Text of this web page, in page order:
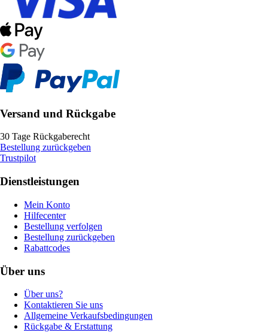
Versand und Rückgabe
30 Tage Rückgaberecht
Bestellung zurückgeben
Trustpilot
Dienstleistungen
Mein Konto
Hilfecenter
Bestellung verfolgen
Bestellung zurückgeben
Rabattcodes
Über uns
Über uns?
Kontaktieren Sie uns
Allgemeine Verkaufsbedingungen
Rückgabe & Erstattung